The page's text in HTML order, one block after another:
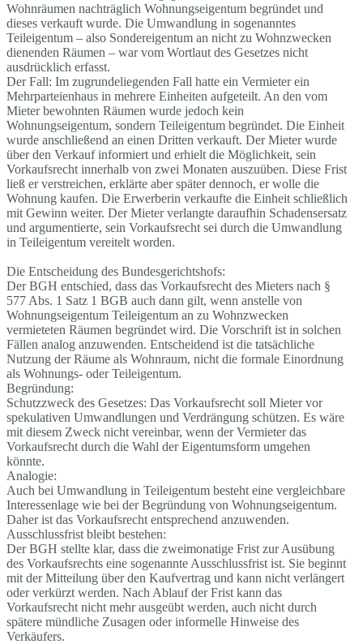
Wohnräumen nachträglich Wohnungseigentum begründet und
dieses verkauft wurde. Die Umwandlung in sogenanntes
Teileigentum – also Sondereigentum an nicht zu Wohnzwecken
dienenden Räumen – war vom Wortlaut des Gesetzes nicht
ausdrücklich erfasst.
Der Fall: Im zugrundeliegenden Fall hatte ein Vermieter ein
Mehrparteienhaus in mehrere Einheiten aufgeteilt. An den vom
Mieter bewohnten Räumen wurde jedoch kein
Wohnungseigentum, sondern Teileigentum begründet. Die Einheit
wurde anschließend an einen Dritten verkauft. Der Mieter wurde
über den Verkauf informiert und erhielt die Möglichkeit, sein
Vorkaufsrecht innerhalb von zwei Monaten auszuüben. Diese Frist
ließ er verstreichen, erklärte aber später dennoch, er wolle die
Wohnung kaufen. Die Erwerberin verkaufte die Einheit schließlich
mit Gewinn weiter. Der Mieter verlangte daraufhin Schadensersatz
und argumentierte, sein Vorkaufsrecht sei durch die Umwandlung
in Teileigentum vereitelt worden.
Die Entscheidung des Bundesgerichtshofs:
Der BGH entschied, dass das Vorkaufsrecht des Mieters nach §
577 Abs. 1 Satz 1 BGB auch dann gilt, wenn anstelle von
Wohnungseigentum Teileigentum an zu Wohnzwecken
vermieteten Räumen begründet wird. Die Vorschrift ist in solchen
Fällen analog anzuwenden. Entscheidend ist die tatsächliche
Nutzung der Räume als Wohnraum, nicht die formale Einordnung
als Wohnungs- oder Teileigentum.
Begründung:
Schutzzweck des Gesetzes: Das Vorkaufsrecht soll Mieter vor
spekulativen Umwandlungen und Verdrängung schützen. Es wäre
mit diesem Zweck nicht vereinbar, wenn der Vermieter das
Vorkaufsrecht durch die Wahl der Eigentumsform umgehen
könnte.
Analogie:
Auch bei Umwandlung in Teileigentum besteht eine vergleichbare
Interessenlage wie bei der Begründung von Wohnungseigentum.
Daher ist das Vorkaufsrecht entsprechend anzuwenden.
Ausschlussfrist bleibt bestehen:
Der BGH stellte klar, dass die zweimonatige Frist zur Ausübung
des Vorkaufsrechts eine sogenannte Ausschlussfrist ist. Sie beginnt
mit der Mitteilung über den Kaufvertrag und kann nicht verlängert
oder verkürzt werden. Nach Ablauf der Frist kann das
Vorkaufsrecht nicht mehr ausgeübt werden, auch nicht durch
spätere mündliche Zusagen oder informelle Hinweise des
Verkäufers.